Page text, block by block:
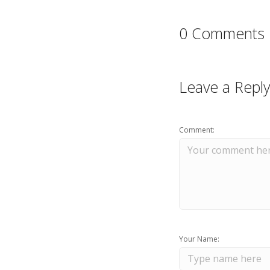
0 Comments
Leave a Reply
Comment:
Your Name: